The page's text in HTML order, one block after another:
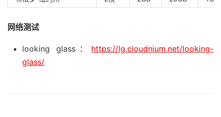
网络测试
looking glass： https://lg.cloudnium.net/looking-
glass/